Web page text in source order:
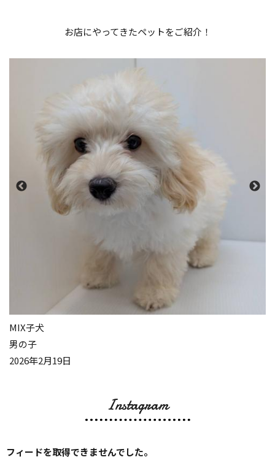
お店にやってきたペットをご紹介！
MIX子犬
男の子
2026年2月19日
Instagram
フィードを取得できませんでした。